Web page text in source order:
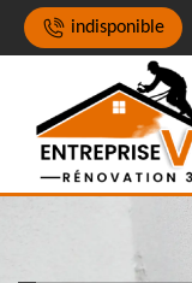
indisponible